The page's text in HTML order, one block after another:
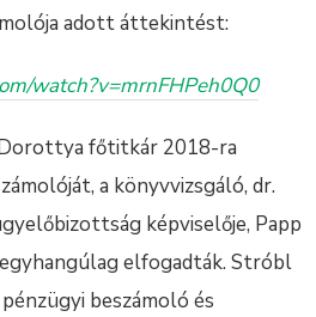
adott áttekintést:
watch?v=mrnFHPeh0Q0
főtitkár 2018-ra
a könyvvizsgáló, dr.
képviselője, Papp
elfogadták. Stróbl
beszámoló és